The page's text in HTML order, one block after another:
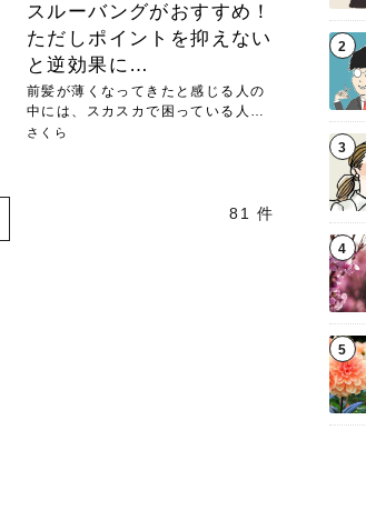
スルーバングがおすすめ！
ただしポイントを抑えない
と逆効果に…
前髪が薄くなってきたと感じる人の
中には、スカスカで困っている人も
いる...
さくら
81 件
2
3
4
5